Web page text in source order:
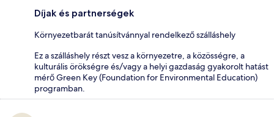
Díjak és partnerségek
Környezetbarát tanúsítvánnyal rendelkező szálláshely
Ez a szálláshely részt vesz a környezetre, a közösségre, a
kulturális örökségre és/vagy a helyi gazdaság gyakorolt hatást
mérő Green Key (Foundation for Environmental Education)
programban.